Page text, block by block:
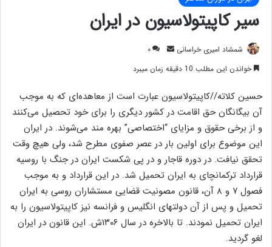
سیر کاپیتولاسیون در ایران
شمشاد امیری خراسانی
ارسال
ایمیل
۰
خواندن این مطلب 10 دقیقه زمان میبرد
حسین کلاته//کاپیتولاسیون عبارت است از معاهده‌ای که به موجب
آن بیگانگان حق اقامت در کشور دیگری را برای خود تحصیل می‌کنند
و از برخی حقوق و مزایای “اختصاصی” بهره مند می‌شوند. در ایران
این موضوع برای اولین بار در عصر صفوی مطرح شد، ولی هیچ وقت
تحقق نیافت. در دوره قاجار و در پی شکست ایران در جنگ با روسیه
قرارداد ترکمانچای به ایران تحمیل شد. در این قرارداد و به موجب
فصول ۷ و ۸ آن، قانون مصونیت قضایی مستشاران روسی به ایران
تحمیل و پس از آن دولتهای انگلیس و فرانسه نیز کاپیتولاسیون را به
ایران تحمیل نمودند. تا بالاخره در سال ۱۳۰۶ش. این قانون در ایران
لغو گردید.